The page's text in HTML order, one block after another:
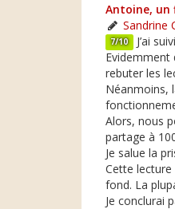
Antoine,
Sandrine
7/10 J’ai
Evidemment
rebuter les
Néanmoins,
Alors, nous
partage à
Je salue la
Cette
fond. La
Je conclurai